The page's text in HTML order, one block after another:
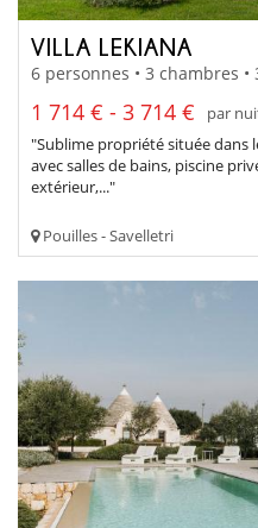
VILLA LEKIANA
6 personnes • 3 chambres •
1 714 € - 3 714 €
par
"Sublime propriété située dans
avec salles de bains, piscine
extérieur,..."
Pouilles - Savelletri